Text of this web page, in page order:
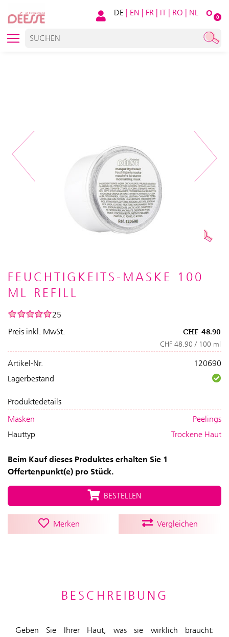
O 0
DE | EN | FR | IT | RO | NL
Next
FEUCHTIGKEITS-MASKE 100
ML REFILL
25
Preis inkl. MwSt.
CHF 48.90
CHF 48.90 / 100 ml
Artikel-Nr.
120690
Lagerbestand
Produktedetails
Masken
Peelings
Hauttyp
Trockene Haut
Beim Kauf dieses Produktes erhalten Sie 1
Offertenpunkt(e) pro Stück.
BESTELLEN
Merken Vergleichen
BESCHREIBUNG
Geben Sie Ihrer Haut, was sie wirklich braucht: